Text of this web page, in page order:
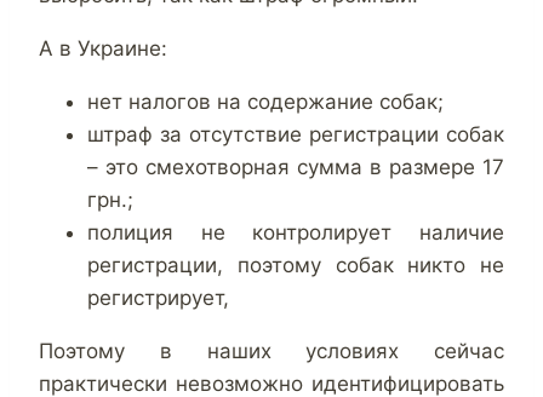
А в Украине:
нет налогов на содержание собак;
штраф за отсутствие регистрации собак
– это смехотворная сумма в размере 17
грн.;
полиция не контролирует наличие
регистрации, поэтому собак никто не
регистрирует,
Поэтому в наших условиях сейчас
практически невозможно идентифицировать